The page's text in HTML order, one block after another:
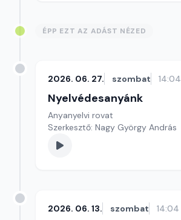
ÉPP EZT AZ ADÁST NÉZED
2026. 06. 27. szombat 14:04
Nyelvédesanyánk
Anyanyelvi rovat
Szerkesztő: Nagy György András
2026. 06. 13. szombat 14:04